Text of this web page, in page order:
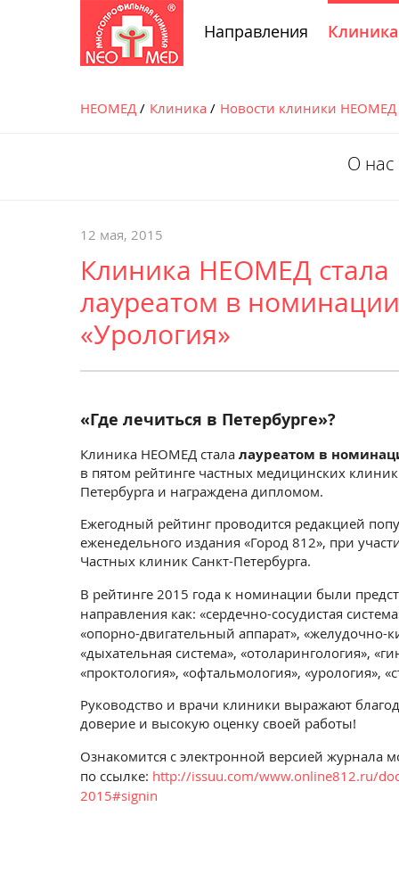
Направления Клиника
НЕОМЕД Клиника Новости клиники НЕОМЕД
О нас
12 мая, 2015
Клиника НЕОМЕД стала
лауреатом в номинации
«Урология»
«Где лечиться в Петербурге»?
Клиника НЕОМЕД стала лауреатом в
в пятом рейтинге частных медицинских
Петербурга и награждена дипломом.
Ежегодный рейтинг проводится редакцией
еженедельного издания «Город 812», при
Частных клиник Санкт-Петербурга.
В рейтинге 2015 года к номинации были
направления как: «сердечно-сосудистая
«опорно-двигательный аппарат», «желудочно-
«дыхательная система», «отоларингология»,
«проктология», «офтальмология», «урология»,
Руководство и врачи клиники выражают
доверие и высокую оценку своей работы!
Ознакомится с электронной версией журнала
по ссылке: http://issuu.com/www.online812.ru/
2015#signin